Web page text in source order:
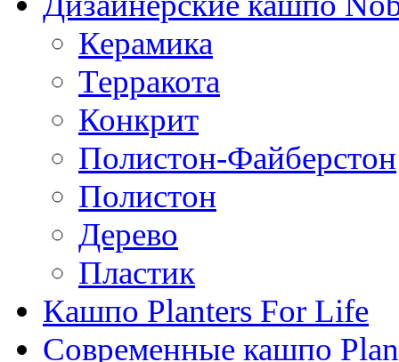
Керамика
Терракота
Конкрит
Полистон-Файберстон
Полистон
Дерево
Пластик
Кашпо Planters For Life
Современные кашпо